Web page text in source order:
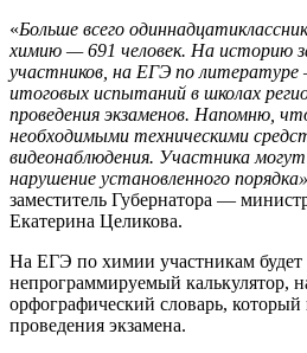
«Больше всего
химию — 691 человек. На историю
участников, на ЕГЭ по литературе
итоговых испытаний в школах
проведения экзаменов. Напомню,
необходимыми техническими
видеонаблюдения. Участника
нарушение установленного порядка»
заместитель Губернатора —
Екатерина Целикова.
На ЕГЭ по химии участникам будет
непрограммируемый калькулятор,
орфографический словарь,
проведения экзамена.